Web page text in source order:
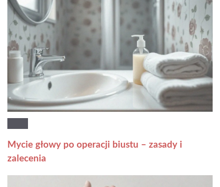
Mycie głowy po operacji biustu – zasady i
zalecenia